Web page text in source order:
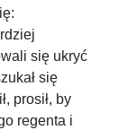
się ukryć
się
prosił, by
regenta i